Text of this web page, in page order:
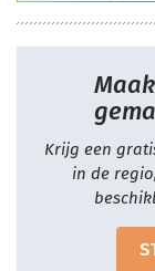
Krijg een
in de